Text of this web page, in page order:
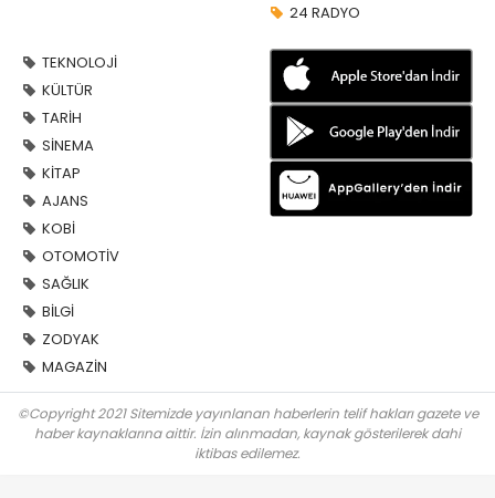
24 RADYO
TEKNOLOJİ
KÜLTÜR
TARİH
SİNEMA
KİTAP
AJANS
KOBİ
OTOMOTİV
SAĞLIK
BİLGİ
ZODYAK
MAGAZİN
©Copyright 2021 Sitemizde yayınlanan haberlerin telif hakları gazete ve
haber kaynaklarına aittir. İzin alınmadan, kaynak gösterilerek dahi
iktibas edilemez.